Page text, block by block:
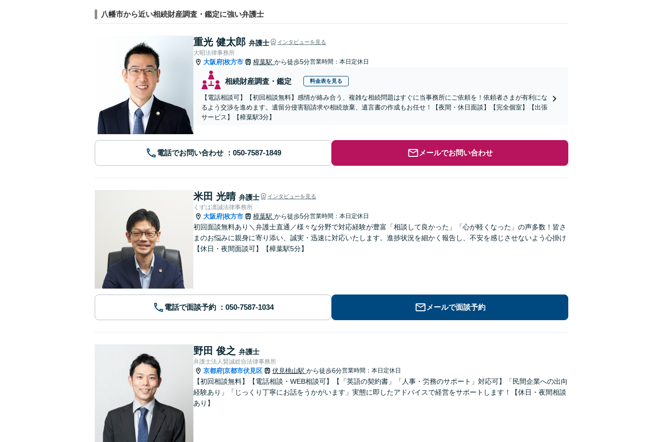
八幡市から近い相続財産調査・鑑定に強い弁護士
重光 健太郎 弁護士 インタビューを見る
大昭法律事務所
大阪府 枚方市 樟葉駅 から徒歩5分営業時間：本日定休日
相続財産調査・鑑定 料金表を見る
【電話相談可】【初回相談無料】感情が絡み合う、複雑な相続問題はすぐに当事務所にご依頼を！依頼者さまが有利にな
るよう交渉を進めます。遺留分侵害額請求や相続放棄、遺言書の作成もお任せ！【夜間・休日面談】【完全個室】【出張
サービス】【樟葉駅3分】
電話でお問い合わせ メールでお問い合わせ
米田 光晴 弁護士 インタビューを見る
くずは凛誠法律事務所
大阪府 枚方市 樟葉駅 から徒歩5分営業時間：本日定休日
初回面談無料あり＼弁護士直通／様々な分野で対応経験が豊富「相談して良かった」「心が軽くなった」の声多数！皆さ
まのお悩みに親身に寄り添い、誠実・迅速に対応いたします。進捗状況を細かく報告し、不安を感じさせないよう心掛け
【休日・夜間面談可】【樟葉駅5分】
電話で面談予約 メールで面談予約
野田 俊之 弁護士
弁護士法人賢誠総合法律事務所
京都府 京都市伏見区 伏見桃山駅 から徒歩6分営業時間：本日定休日
【初回相談無料】【電話相談・WEB相談可】【「英語の契約書」「人事・労務のサポート」対応可】「民間企業への出向
経験あり」「じっくり丁寧にお話をうかがいます」実態に即したアドバイスで経営をサポートします！【休日・夜間相談
あり】